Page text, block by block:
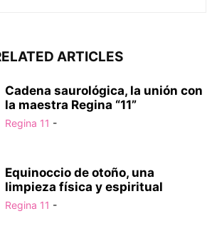
ARTICLES
Cadena saurológica, la unión con
la maestra Regina “11”
Regina 11 -
Equinoccio de otoño, una
limpieza física y espiritual
Regina 11 -